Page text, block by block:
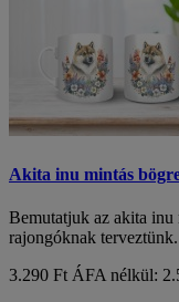
Akita inu mintás
Bemutatjuk az akita inu
rajongóknak
3.290 Ft ÁFA nélkül: